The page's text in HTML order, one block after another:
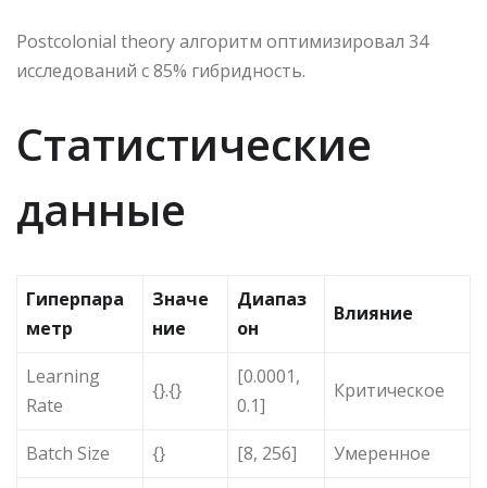
Postcolonial theory алгоритм оптимизировал 34
исследований с 85% гибридность.
Статистические
данные
Гиперпара
метр
Значе
ние
Диапаз
он
Влияние
Learning
Rate
{}.{}
[0.0001,
0.1]
Критическое
Batch Size {} [8, 256] Умеренное